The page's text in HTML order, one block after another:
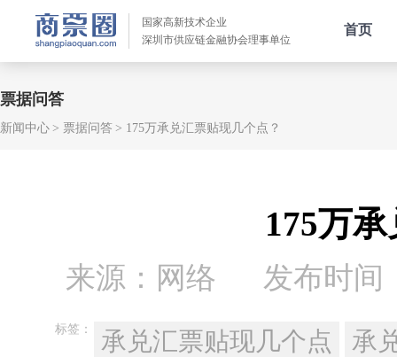
国家高新技术企业
深圳市供应链金融协会理事单位
首页
票据问答
新闻中心 票据问答 175万承兑汇票贴现几个点？
175万
来源：网络 发布时间
标签： 承兑汇票贴现几个点 承